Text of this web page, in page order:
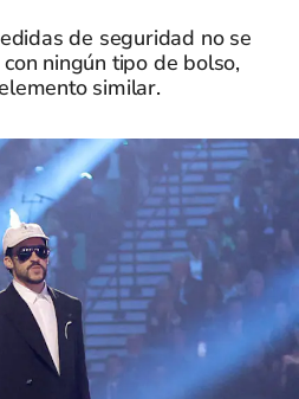
de seguridad no se
ningún tipo de bolso,
similar.